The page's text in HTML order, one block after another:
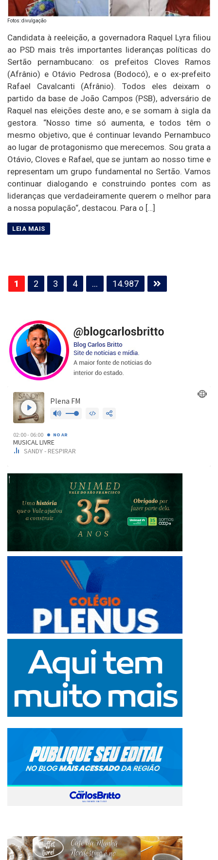
Fotos: divulgação
Candidata à reeleição, a governadora Raquel Lyra filiou
ao PSD mais três importantes lideranças políticas do
Sertão pernambucano: os prefeitos Cloves Ramos
(Afrânio) e Otávio Pedrosa (Bodocó), e o ex-prefeito
Rafael Cavalcanti (Afrânio). Todos eles deixam o
partido da base de João Campos (PSB), adversário de
Raquel nas eleições deste ano, e se somam à sigla da
gestora. “Nosso time só aumenta, e todos têm o
mesmo objetivo, que é continuar levando Pernambuco
ao lugar de protagonismo que merecemos. Sou grata a
Otávio, Cloves e Rafael, que se juntam ao nosso time e
representam um grupo fundamental no Sertão. Vamos
continuar dialogando e construindo pontes com as
lideranças que verdadeiramente querem o melhor para
a nossa população“, destacou. Para o […]
Paginação
de
1 2 3 4 … 14.987